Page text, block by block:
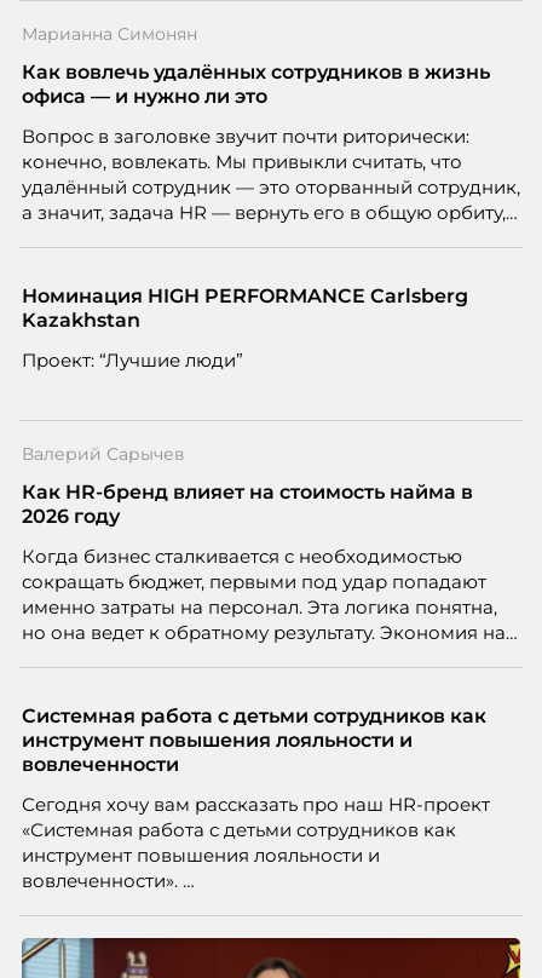
Марианна Симонян
Как вовлечь удалённых сотрудников в жизнь
офиса — и нужно ли это
Вопрос в заголовке звучит почти риторически:
конечно, вовлекать. Мы привыкли считать, что
удалённый сотрудник — это оторванный сотрудник,
а значит, задача HR — вернуть его в общую орбиту,
вовлечения, стоит остановиться на неудобном
факте: данные говорят ровно обратное тому, что
Марианна Симонян — HR Tech лидер, эксперт по
МИФИ, автор книги «Дао женской карьеры».
Номинация HIGH PERFORMANCE Carlsberg
Kazakhstan
Проект: “Лучшие люди”
Валерий Сарычев
Как HR-бренд влияет на стоимость найма в
2026 году
Когда бизнес сталкивается с необходимостью
сокращать бюджет, первыми под удар попадают
именно затраты на персонал. Эта логика понятна,
но она ведет к обратному результату. Экономия на
значит – сокращает доходы бизнеса.
Системная работа с детьми сотрудников как
инструмент повышения лояльности и
вовлеченности
Сегодня хочу вам рассказать про наш HR-проект
«Системная работа с детьми сотрудников как
инструмент повышения лояльности и
вовлеченности».